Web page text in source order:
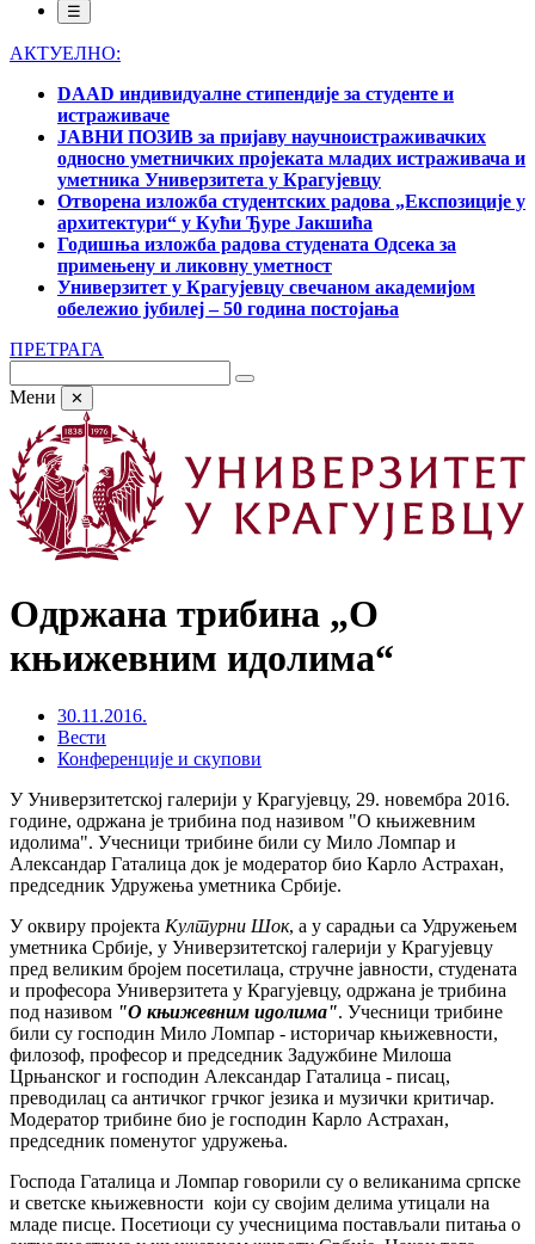
☰
АКТУЕЛНО:
DAAD индивидуалне стипендије за студенте и
истраживаче
ЈАВНИ ПОЗИВ за пријаву научноистраживачких
односно уметничких пројеката младих истраживача и
уметника Универзитета у Крагујевцу
Отворена изложба студентских радова „Експозиције у
архитектури“ у Кући Ђуре Јакшића
Годишња изложба радова студената Одсека за
примењену и ликовну уметност
Универзитет у Крагујевцу свечаном академијом
обележио јубилеј – 50 година постојања
ПРЕТРАГА
Мени ✕
Одржана трибина „О
књижевним идолима“
30.11.2016.
Вести
Конференције и скупови
У Универзитетској галерији у Крагујевцу, 29. новембра 2016.
године, одржана је трибина под називом "О књижевним
идолима". Учесници трибине били су Мило Ломпар и
Александар Гаталица док је модератор био Карло Астрахан,
председник Удружења уметника Србије.
У оквиру пројекта Културни Шок, а у сарадњи са Удружењем
уметника Србије, у Универзитетској галерији у Крагујевцу
пред великим бројем посетилаца, стручне јавности, студената
и професора Универзитета у Крагујевцу, одржана је трибина
под називом "О књижевним идолима". Учесници трибине
били су господин Мило Ломпар - историчар књижевности,
филозоф, професор и председник Задужбине Милоша
Црњанског и господин Александар Гаталица - писац,
преводилац са античког грчког језика и музички критичар.
Модератор трибине био је господин Карло Астрахан,
председник поменутог удружења.
Господа Гаталица и Ломпар говорили су о великанима српске
и светске књижевности који су својим делима утицали на
младе писце. Посетиоци су учесницима постављали питања о